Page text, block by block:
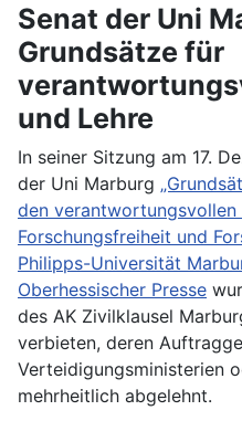
Senat der Uni
Grundsätze für
und Lehre
In seiner Sitzung am 17.
der Uni Marburg
den verantwortungsvollen
Forschungsfreiheit und
Philipps-Universität
Oberhessischer Presse
des AK Zivilklausel
verbieten, deren
Verteidigungsministerien
mehrheitlich abgelehnt.